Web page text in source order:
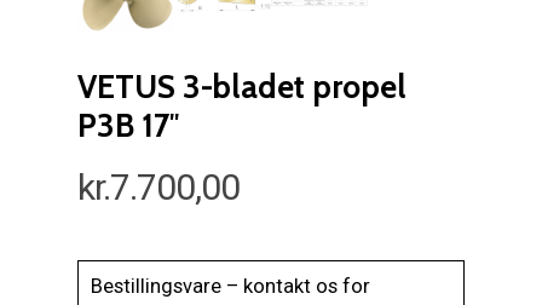
VETUS 3-bladet propel
P3B 17″
kr.7.700,00
Bestillingsvare – kontakt os for